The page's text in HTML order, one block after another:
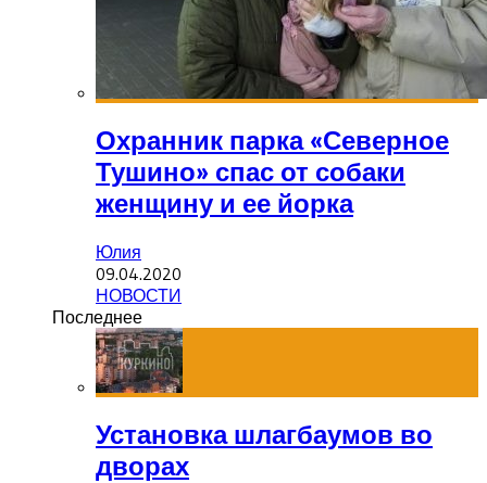
Охранник парка «Северное
Тушино» спас от собаки
женщину и ее йорка
Юлия
09.04.2020
НОВОСТИ
Последнее
Установка шлагбаумов во
дворах